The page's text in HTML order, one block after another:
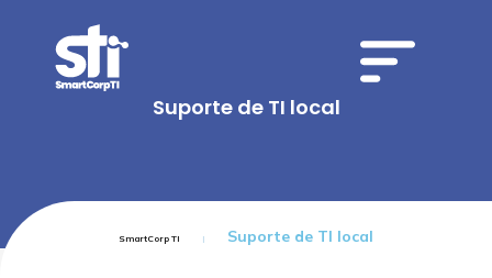
Suporte de TI local
SmartCorp TI Suporte de TI local